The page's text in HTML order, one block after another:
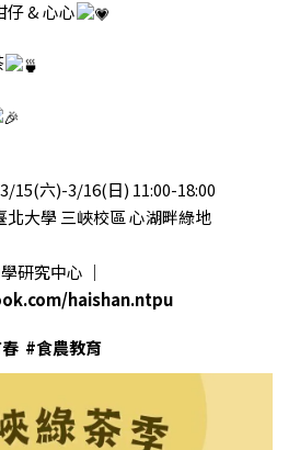
仔 & 心心
15(六)-3/16(日) 11:00-18:00
大學 三峽校區 心湖畔綠地
研究中心 ｜
haishan.ntpu
#食農教育